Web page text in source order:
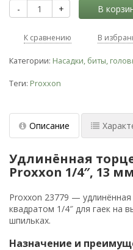
- + В
К сравнению В
Категории: Насадки, биты,
Теги: Proxxon
Описание
Удлинённая
Proxxon 1/4″, 13
Proxxon 23779 —
квадратом 1/4″ для гаек на
шпильках.
Назначение и